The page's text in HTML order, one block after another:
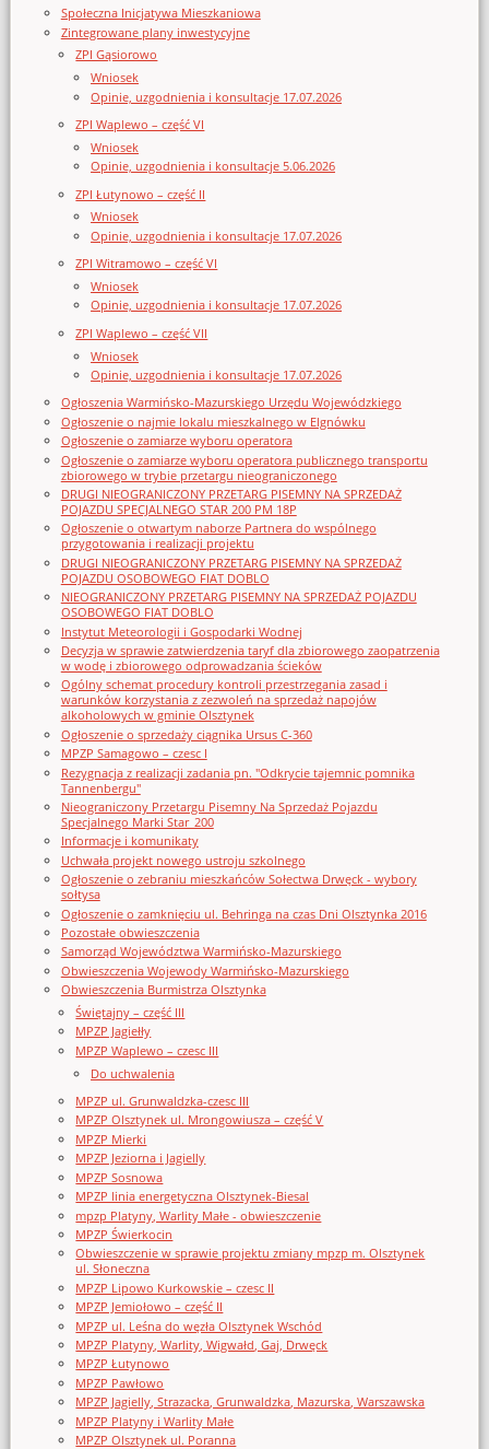
Społeczna Inicjatywa Mieszkaniowa
Zintegrowane plany inwestycyjne
ZPI Gąsiorowo
Wniosek
Opinie, uzgodnienia i konsultacje 17.07.2026
ZPI Waplewo – część VI
Wniosek
Opinie, uzgodnienia i konsultacje 5.06.2026
ZPI Łutynowo – część II
Wniosek
Opinie, uzgodnienia i konsultacje 17.07.2026
ZPI Witramowo – część VI
Wniosek
Opinie, uzgodnienia i konsultacje 17.07.2026
ZPI Waplewo – część VII
Wniosek
Opinie, uzgodnienia i konsultacje 17.07.2026
Ogłoszenia Warmińsko-Mazurskiego Urzędu Wojewódzkiego
Ogłoszenie o najmie lokalu mieszkalnego w Elgnówku
Ogłoszenie o zamiarze wyboru operatora
Ogłoszenie o zamiarze wyboru operatora publicznego transportu
zbiorowego w trybie przetargu nieograniczonego
DRUGI NIEOGRANICZONY PRZETARG PISEMNY NA SPRZEDAŻ
POJAZDU SPECJALNEGO STAR 200 PM 18P
Ogłoszenie o otwartym naborze Partnera do wspólnego
przygotowania i realizacji projektu
DRUGI NIEOGRANICZONY PRZETARG PISEMNY NA SPRZEDAŻ
POJAZDU OSOBOWEGO FIAT DOBLO
NIEOGRANICZONY PRZETARG PISEMNY NA SPRZEDAŻ POJAZDU
OSOBOWEGO FIAT DOBLO
Instytut Meteorologii i Gospodarki Wodnej
Decyzja w sprawie zatwierdzenia taryf dla zbiorowego zaopatrzenia
w wodę i zbiorowego odprowadzania ścieków
Ogólny schemat procedury kontroli przestrzegania zasad i
warunków korzystania z zezwoleń na sprzedaż napojów
alkoholowych w gminie Olsztynek
Ogłoszenie o sprzedaży ciągnika Ursus C-360
MPZP Samagowo – czesc I
Rezygnacja z realizacji zadania pn. "Odkrycie tajemnic pomnika
Tannenbergu"
Nieograniczony Przetargu Pisemny Na Sprzedaż Pojazdu
Specjalnego Marki Star_200
Informacje i komunikaty
Uchwała projekt nowego ustroju szkolnego
Ogłoszenie o zebraniu mieszkańców Sołectwa Drwęck - wybory
sołtysa
Ogłoszenie o zamknięciu ul. Behringa na czas Dni Olsztynka 2016
Pozostałe obwieszczenia
Samorząd Województwa Warmińsko-Mazurskiego
Obwieszczenia Wojewody Warmińsko-Mazurskiego
Obwieszczenia Burmistrza Olsztynka
Świętajny – część III
MPZP Jagiełły
MPZP Waplewo – czesc III
Do uchwalenia
MPZP ul. Grunwaldzka-czesc III
MPZP Olsztynek ul. Mrongowiusza – część V
MPZP Mierki
MPZP Jeziorna i Jagielly
MPZP Sosnowa
MPZP linia energetyczna Olsztynek-Biesal
mpzp Platyny, Warlity Małe - obwieszczenie
MPZP Świerkocin
Obwieszczenie w sprawie projektu zmiany mpzp m. Olsztynek
ul. Słoneczna
MPZP Lipowo Kurkowskie – czesc II
MPZP Jemiołowo – część II
MPZP ul. Leśna do węzła Olsztynek Wschód
MPZP Platyny, Warlity, Wigwałd, Gaj, Drwęck
MPZP Łutynowo
MPZP Pawłowo
MPZP Jagielly, Strazacka, Grunwaldzka, Mazurska, Warszawska
MPZP Platyny i Warlity Małe
MPZP Olsztynek ul. Poranna